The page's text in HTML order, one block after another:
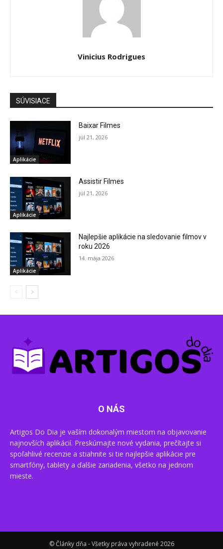
Vinicius Rodrigues
SÚVISIACE
Aplikácie
Baixar Filmes
júl 21, 2026
Aplikácie
Assistir Filmes
júl 21, 2026
Aplikácie
Najlepšie aplikácie na sledovanie filmov v
roku 2026
14. mája 2026
O NÁS
Artigos Do Dia je vaším dokonalým miestom na objavovanie
najnovších aplikácií. Preskúmajte nové vydania, prečítajte si
spoľahlivé recenzie a stiahnite si tie najlepšie aplikácie pre
smartfóny, tablety a ďalšie zariadenia, všetko na jednom
mieste.
© Články dňa - Všetky práva vyhradené 2026